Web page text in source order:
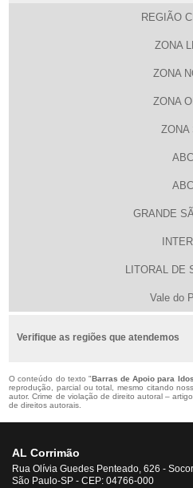
REGIÃO
ZONA
ZONA
ZONA
ZONA
GRANDE
LITORAL DE
Vale do
Verifique as regiões que atendemos
O conteúdo do texto "Barras de Apoio para
reprodução, parcial ou total, mesmo citando
autor. Crime de violação de direito autoral –
de direitos autorais
AL Corrimão
Rua Olívia Guedes Penteado, 626 -
São Paulo-SP - CEP: 04766-000